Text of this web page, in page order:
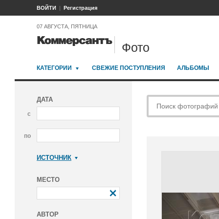
ВОЙТИ Регистрация
07 АВГУСТА, ПЯТНИЦА
Фото
КАТЕГОРИИ СВЕЖИЕ ПОСТУПЛЕНИЯ АЛЬБОМЫ
ДАТА
с
по
ИСТОЧНИК
МЕСТО
АВТОР